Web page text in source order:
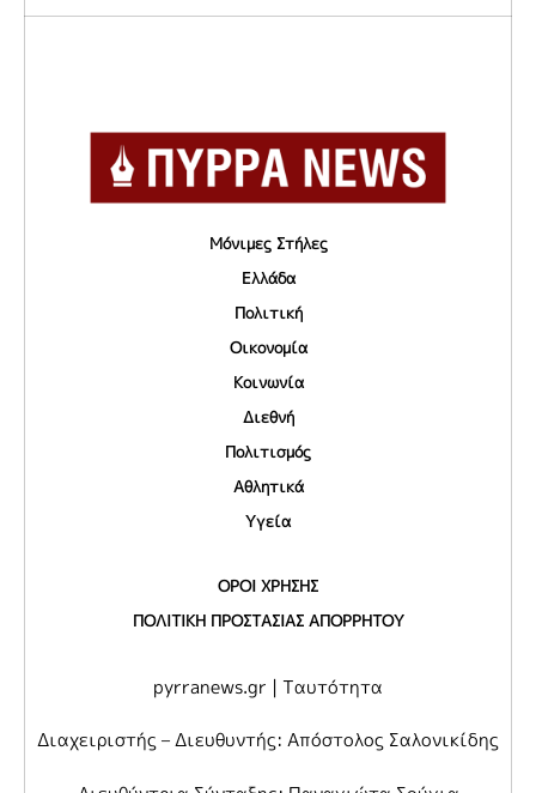
Μόνιμες Στήλες
Ελλάδα
Πολιτική
Οικονομία
Κοινωνία
Διεθνή
Πολιτισμός
Αθλητικά
Υγεία
ΟΡΟΙ ΧΡΗΣΗΣ
ΠΟΛΙΤΙΚΗ ΠΡΟΣΤΑΣΙΑΣ ΑΠΟΡΡΗΤΟΥ
pyrranews.gr | Ταυτότητα
Διαχειριστής – Διευθυντής: Απόστολος Σαλονικίδης